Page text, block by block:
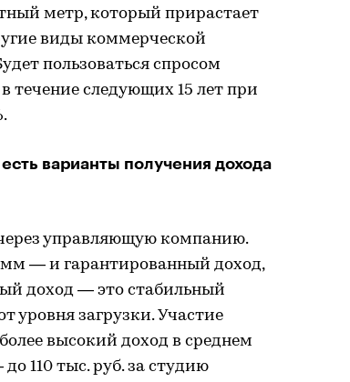
метр, который прирастает
виды коммерческой
пользоваться спросом
течение следующих 15 лет при
варианты получения дохода
управляющую компанию.
— и гарантированный доход,
доход — это стабильный
уровня загрузки. Участие
высокий доход в среднем
110 тыс. руб. за студию